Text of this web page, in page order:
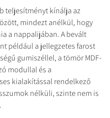
teljesítményt kínálja az
mindezt anélkül, hogy
a nappalijában. A bevált
például a jellegzetes farost
gumiszéllel, a tömör MDF-
modullal és a
kialakítással rendelkező
nélküli, szinte nem is